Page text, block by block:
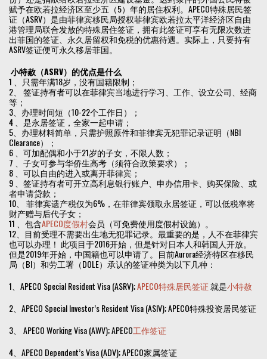
赋予在欧若拉经济区至少五（5）年的居住权利。APECO特殊居民签
证（ASRV）是由菲律宾移民局授权菲律宾欧若拉太平洋经济区自由
港管理局联合发放的特殊居住签证，拥有此签证可享有无限次数进
出菲国的签证、永久居留权和免税的优惠待遇。实际上，只要持有
ASRV签证便可永久移居菲国。
小特赦（ASRV）的优点是什么
1 、只需年满18岁，没有国籍限制；
2、 签证持有者可以在菲律宾当地进行学习、工作、设立公司、经商
等；
3、办理时间短（10-22个工作日）；
4 、是永居签证，全家一起申请；
5、办理材料简单，只需护照原件和菲律宾无犯罪记录证明（NBI
Clearance）；
6 、可加配偶和小于21岁的子女，不限人数；
7 、子女可参与华侨生高考（须符合政策要求）；
8 、可以自由的进入或离开菲律宾；
9 、签证持有者可开立高利息银行账户、申办信用卡、购买保险、或
者申请贷款；
10、 菲律宾遗产税仅为6%，在菲律宾领取永居签证，可以低税率将
财产赠与后代子女；
11 、包含APECO度假村会员（可免费使用度假村设施）。
12、目前受理不需要出生地无犯罪记录。最重要的是，人不在菲律宾
也可以办理！ 此项目于2016开始，但是针对日本人和韩国人开放。
但是2019年开始，中国籍也可以申请了。目前Aurora经济特区在移民
局（BI）和劳工署（DOLE）承认的签证种类为以下几种：
1、APECO Special Resident Visa (ASRV);APECO特殊居民签证就是小特赦
2、APECO Special Investor’s Resident Visa (ASIV); APECO特殊投资居民签证
3、 APECO Working Visa (AWV); APECO工作签证
4、APECO Dependent’s Visa (ADV); APECO家属签证